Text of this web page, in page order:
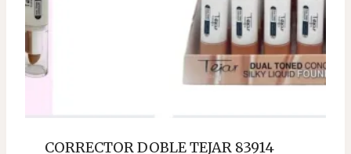
CORRECTOR DOBLE TEJAR 83914